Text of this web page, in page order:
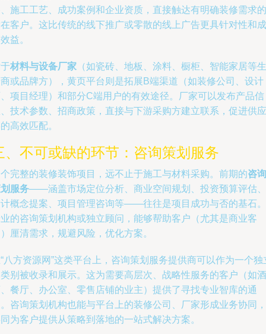
施工工艺、成功案例和企业资质，直接触达有明确装修需求的
客户。这比传统的线下推广或零散的线上广告更具针对性和成
益。
材料与设备厂家 （如瓷砖、地板、涂料、橱柜、智能家居等生
或品牌方），黄页平台则是拓展B端渠道（如装修公司、设计
项目经理）和部分C端用户的有效途径。厂家可以发布产品信
技术参数、招商政策，直接与下游采购方建立联系，促进供应
高效匹配。
、不可或缺的环节：咨询策划服务
完整的装修装饰项目，远不止于施工与材料采购。前期的咨询
服务——涵盖市场定位分析、商业空间规划、投资预算评估、
概念提案、项目管理咨询等——往往是项目成功与否的基石。
的咨询策划机构或独立顾问，能够帮助客户（尤其是商业客
厘清需求，规避风险，优化方案。
八方资源网”这类平台上，咨询策划服务提供商可以作为一个独
别被收录和展示。这为需要高层次、战略性服务的客户（如酒
餐厅、办公室、零售店铺的业主）提供了寻找专业智库的通
咨询策划机构也能与平台上的装修公司、厂家形成业务协同，
为客户提供从策略到落地的一站式解决方案。